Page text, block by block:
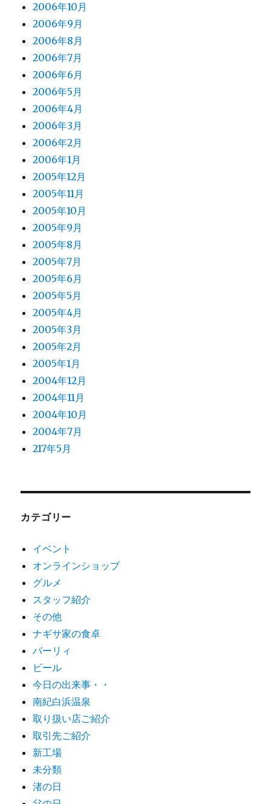
2006年10月
2006年9月
2006年8月
2006年7月
2006年6月
2006年5月
2006年4月
2006年3月
2006年2月
2006年1月
2005年12月
2005年11月
2005年10月
2005年9月
2005年8月
2005年7月
2005年6月
2005年5月
2005年4月
2005年3月
2005年2月
2005年1月
2004年12月
2004年11月
2004年10月
2004年7月
217年5月
カテゴリー
イベント
オンラインショップ
グルメ
スタッフ紹介
その他
ナギサ家の食卓
バーリィ
ビール
今日の出来事・・
南紀白浜温泉
取り扱い店ご紹介
取引先ご紹介
新工場
未分類
渚の日